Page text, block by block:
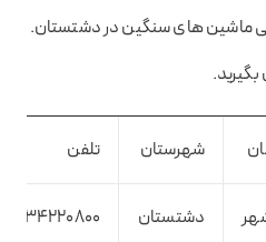
ماشین های سنگین در دشتستان.
شهرستان تلفن
دشتستان 7734220800